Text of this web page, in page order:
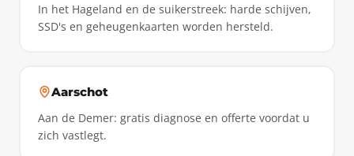
In het Hageland en de suikerstreek: harde schijven,
SSD's en geheugenkaarten worden hersteld.
Aarschot
Aan de Demer: gratis diagnose en offerte voordat u
zich vastlegt.